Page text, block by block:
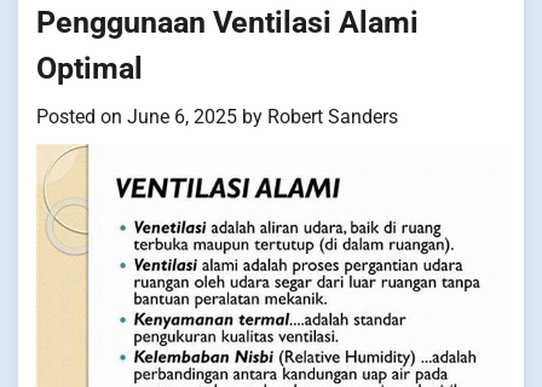
Penggunaan Ventilasi Alami
Optimal
Posted on June 6, 2025 by Robert Sanders